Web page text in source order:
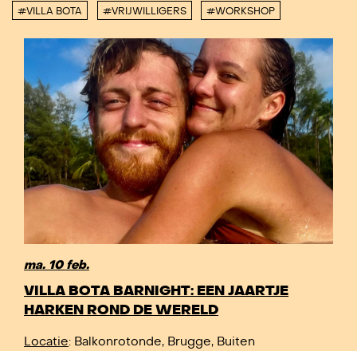
#VILLA BOTA #VRIJWILLIGERS #WORKSHOP
ma. 10 feb.
VILLA BOTA BARNIGHT: EEN JAARTJE
HARKEN ROND DE WERELD
Locatie: Balkonrotonde, Brugge, Buiten